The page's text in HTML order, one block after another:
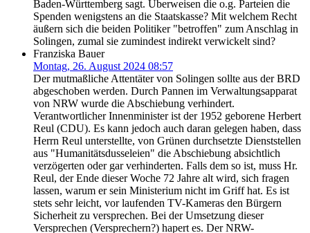
Baden-Württemberg sagt. Überweisen die o.g. Parteien die
Spenden wenigstens an die Staatskasse? Mit welchem Recht
äußern sich die beiden Politiker "betroffen" zum Anschlag in
Solingen, zumal sie zumindest indirekt verwickelt sind?
Franziska Bauer
Montag, 26. August 2024 08:57
Der mutmaßliche Attentäter von Solingen sollte aus der BRD
abgeschoben werden. Durch Pannen im Verwaltungsapparat
von NRW wurde die Abschiebung verhindert.
Verantwortlicher Innenminister ist der 1952 geborene Herbert
Reul (CDU). Es kann jedoch auch daran gelegen haben, dass
Herrn Reul unterstellte, von Grünen durchsetzte Dienststellen
aus "Humanitätsdusseleien" die Abschiebung absichtlich
verzögerten oder gar verhinderten. Falls dem so ist, muss Hr.
Reul, der Ende dieser Woche 72 Jahre alt wird, sich fragen
lassen, warum er sein Ministerium nicht im Griff hat. Es ist
stets sehr leicht, vor laufenden TV-Kameras den Bürgern
Sicherheit zu versprechen. Bei der Umsetzung dieser
Versprechen (Versprechern?) hapert es. Der NRW-